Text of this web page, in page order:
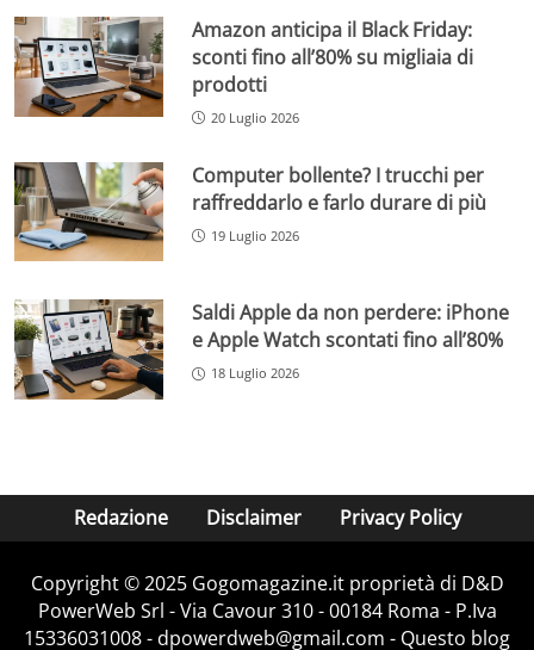
Amazon anticipa il Black Friday:
sconti fino all’80% su migliaia di
prodotti
20 Luglio 2026
Computer bollente? I trucchi per
raffreddarlo e farlo durare di più
19 Luglio 2026
Saldi Apple da non perdere: iPhone
e Apple Watch scontati fino all’80%
18 Luglio 2026
Redazione Disclaimer Privacy Policy
Copyright © 2025 Gogomagazine.it proprietà di D&D
PowerWeb Srl - Via Cavour 310 - 00184 Roma - P.Iva
15336031008 - dpowerdweb@gmail.com - Questo blog